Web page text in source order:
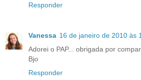
Responder
Vanessa 16 de janeiro de 2010 às
Adorei o PAP... obrigada por
Bjo
Responder